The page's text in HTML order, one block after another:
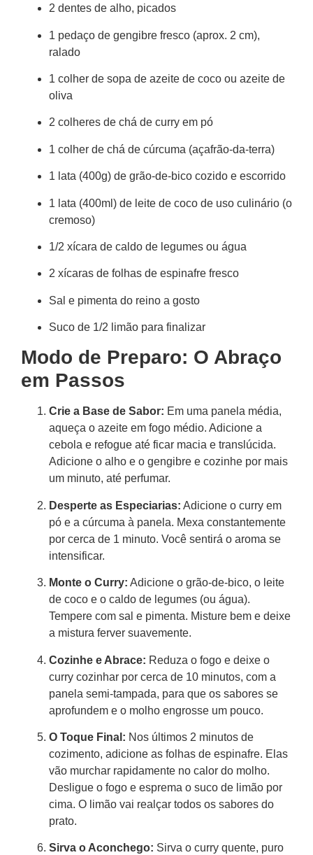
2 dentes de alho, picados
1 pedaço de gengibre fresco (aprox. 2 cm),
ralado
1 colher de sopa de azeite de coco ou azeite de
oliva
2 colheres de chá de curry em pó
1 colher de chá de cúrcuma (açafrão-da-terra)
1 lata (400g) de grão-de-bico cozido e escorrido
1 lata (400ml) de leite de coco de uso culinário (o
cremoso)
1/2 xícara de caldo de legumes ou água
2 xícaras de folhas de espinafre fresco
Sal e pimenta do reino a gosto
Suco de 1/2 limão para finalizar
Modo de Preparo: O Abraço
em Passos
Crie a Base de Sabor: Em uma panela média,
aqueça o azeite em fogo médio. Adicione a
cebola e refogue até ficar macia e translúcida.
Adicione o alho e o gengibre e cozinhe por mais
um minuto, até perfumar.
Desperte as Especiarias: Adicione o curry em
pó e a cúrcuma à panela. Mexa constantemente
por cerca de 1 minuto. Você sentirá o aroma se
intensificar.
Monte o Curry: Adicione o grão-de-bico, o leite
de coco e o caldo de legumes (ou água).
Tempere com sal e pimenta. Misture bem e deixe
a mistura ferver suavemente.
Cozinhe e Abrace: Reduza o fogo e deixe o
curry cozinhar por cerca de 10 minutos, com a
panela semi-tampada, para que os sabores se
aprofundem e o molho engrosse um pouco.
O Toque Final: Nos últimos 2 minutos de
cozimento, adicione as folhas de espinafre. Elas
vão murchar rapidamente no calor do molho.
Desligue o fogo e esprema o suco de limão por
cima. O limão vai realçar todos os sabores do
prato.
Sirva o Aconchego: Sirva o curry quente, puro